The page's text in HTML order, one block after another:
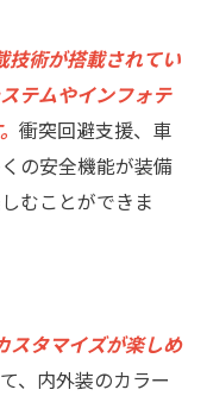
技術が搭載されてい
テムやインフォテ
衝突回避支援、車
の安全機能が装備
むことができま
スタマイズが楽しめ
、内外装のカラー